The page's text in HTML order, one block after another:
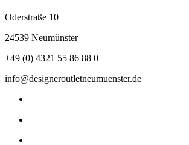
Oderstraße 10
24539 Neumünster
+49 (0) 4321 55 86 88 0
info@designeroutletneumuenster.de